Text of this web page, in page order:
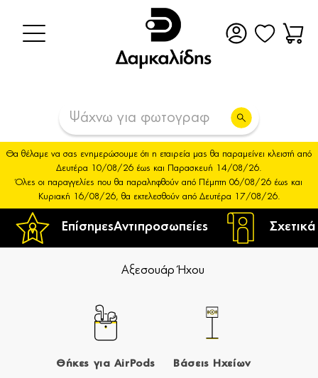
ΕπίσημεςΑντιπροσωπείες
Θα θέλαμε να σας ενημερώσουμε ότι η εταιρεία μας θα παραμείνει κλειστή από
Δευτέρα 10/08/26 έως και Παρασκευή 14/08/26.
Όλες οι παραγγελίες που θα παραληφθούν από Πέμπτη 06/08/26 έως και
Κυριακή 16/08/26, θα εκτελεσθούν από Δευτέρα 17/08/26.
Αξεσουάρ Ήχου
Θήκες για AirPods Βάσεις Ηχείων